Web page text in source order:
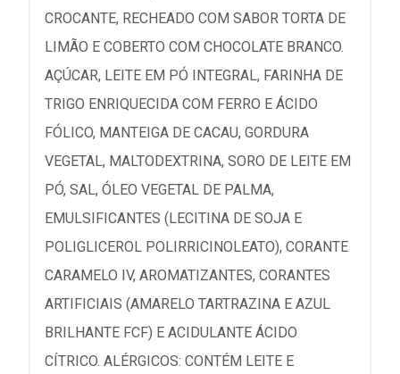
CROCANTE, RECHEADO COM SABOR TORTA DE
LIMÃO E COBERTO COM CHOCOLATE BRANCO.
AÇÚCAR, LEITE EM PÓ INTEGRAL, FARINHA DE
TRIGO ENRIQUECIDA COM FERRO E ÁCIDO
FÓLICO, MANTEIGA DE CACAU, GORDURA
VEGETAL, MALTODEXTRINA, SORO DE LEITE EM
PÓ, SAL, ÓLEO VEGETAL DE PALMA,
EMULSIFICANTES (LECITINA DE SOJA E
POLIGLICEROL POLIRRICINOLEATO), CORANTE
CARAMELO IV, AROMATIZANTES, CORANTES
ARTIFICIAIS (AMARELO TARTRAZINA E AZUL
BRILHANTE FCF) E ACIDULANTE ÁCIDO
CÍTRICO. ALÉRGICOS: CONTÉM LEITE E